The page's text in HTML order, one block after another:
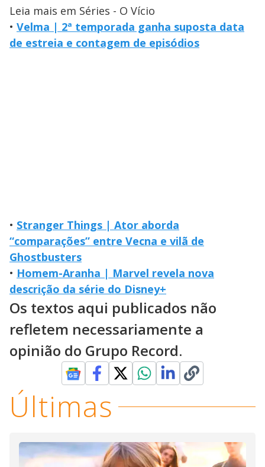
Leia mais em Séries - O Vício
• Velma | 2ª temporada ganha suposta data
de estreia e contagem de episódios
• Stranger Things | Ator aborda
“comparações” entre Vecna e vilã de
Ghostbusters
• Homem-Aranha | Marvel revela nova
descrição da série do Disney+
Os textos aqui publicados não
refletem necessariamente a
opinião do Grupo Record.
Últimas